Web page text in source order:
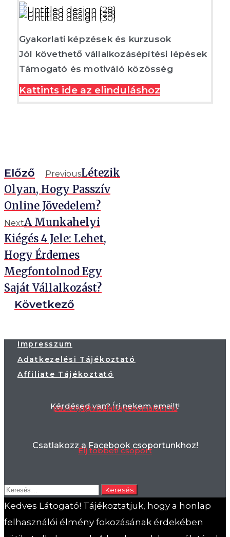
Gyakorlati képzések és kurzusok
Jól követhető vállalkozásépítési lépések
Támogató és motiváló közösség
Kattints ide az elinduláshoz
Előző PreviousLétezik
Olyan, Hogy Passzív
Online Jövedelem?
NextA Munkahelyi
Kiégés 4 Jele: Lehet,
Hogy Érdemes
Megfontolnod Egy
Saját Vállalkozást?
Következő
Impresszum
Adatkezelési Tájékoztató
Affiliate Tájékoztató
Kérdésed van? Írj nekem emailt!
paulanyi@viszlattaposomalom.hu
Csatlakozz a Facebook csoportunkhoz!
Élj többet! csoport
Keresés:
Kedves Látogató! Tájékoztatjuk, hogy a honlap
felhasználói élmény fokozásának érdekében